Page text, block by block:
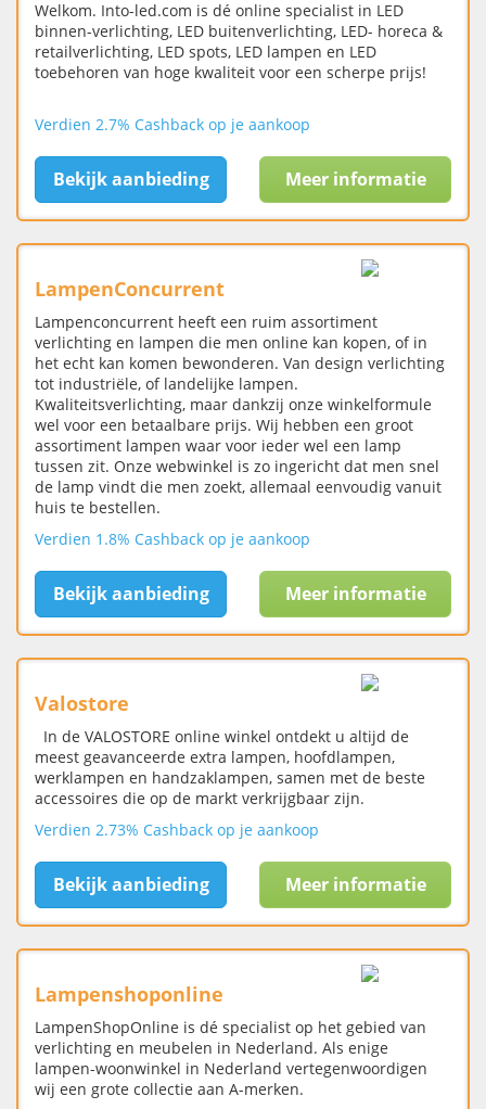
Welkom. Into-led.com is dé online specialist in LED
binnen-verlichting, LED buitenverlichting, LED- horeca &
retailverlichting, LED spots, LED lampen en LED
toebehoren van hoge kwaliteit voor een scherpe prijs!
Verdien 2.7% Cashback op je aankoop
Bekijk aanbieding Meer informatie
LampenConcurrent
Lampenconcurrent heeft een ruim assortiment
verlichting en lampen die men online kan kopen, of in
het echt kan komen bewonderen. Van design verlichting
tot industriële, of landelijke lampen.
Kwaliteitsverlichting, maar dankzij onze winkelformule
wel voor een betaalbare prijs. Wij hebben een groot
assortiment lampen waar voor ieder wel een lamp
tussen zit. Onze webwinkel is zo ingericht dat men snel
de lamp vindt die men zoekt, allemaal eenvoudig vanuit
huis te bestellen.
Verdien 1.8% Cashback op je aankoop
Bekijk aanbieding Meer informatie
Valostore
In de VALOSTORE online winkel ontdekt u altijd de
meest geavanceerde extra lampen, hoofdlampen,
werklampen en handzaklampen, samen met de beste
accessoires die op de markt verkrijgbaar zijn.
Verdien 2.73% Cashback op je aankoop
Bekijk aanbieding Meer informatie
Lampenshoponline
LampenShopOnline is dé specialist op het gebied van
verlichting en meubelen in Nederland. Als enige
lampen-woonwinkel in Nederland vertegenwoordigen
wij een grote collectie aan A-merken.